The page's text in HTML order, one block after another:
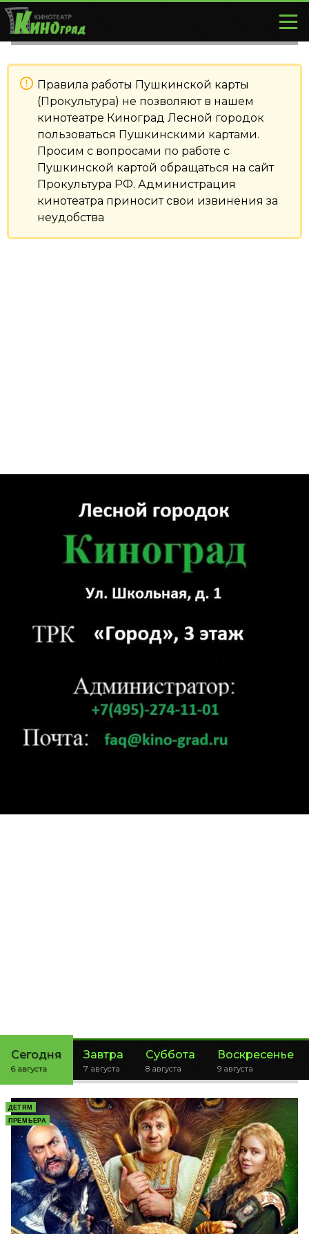
Правила работы Пушкинской карты
(Прокультура) не позволяют в нашем
кинотеатре Киноград Лесной городок
пользоваться Пушкинскими картами.
Просим с вопросами по работе с
Пушкинской картой обращаться на сайт
Прокультура РФ. Администрация
кинотеатра приносит свои извинения за
неудобства
Сегодня
6 августа
Завтра
7 августа
Суббота
8 августа
Воскресенье
9 августа
ДЕТЯМ
ПРЕМЬЕРА